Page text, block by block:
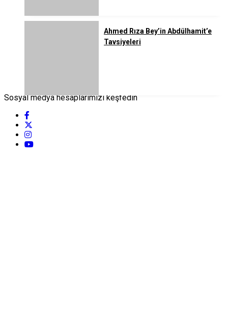
Ahmed Rıza Bey’in Abdülhamit’e
Tavsiyeleri
Sosyal medya hesaplarımızı keşfedin